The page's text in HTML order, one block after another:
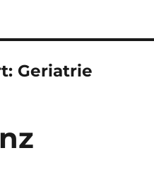
Geriatrie